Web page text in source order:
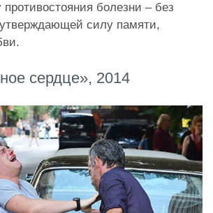
болезни – без
силу памяти,
сердце», 2014